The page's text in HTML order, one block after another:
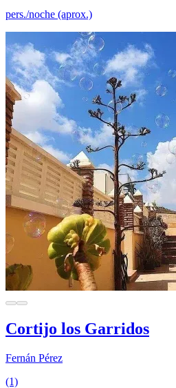
pers./noche (aprox.)
Cortijo los Garridos
Fernán Pérez
(1)